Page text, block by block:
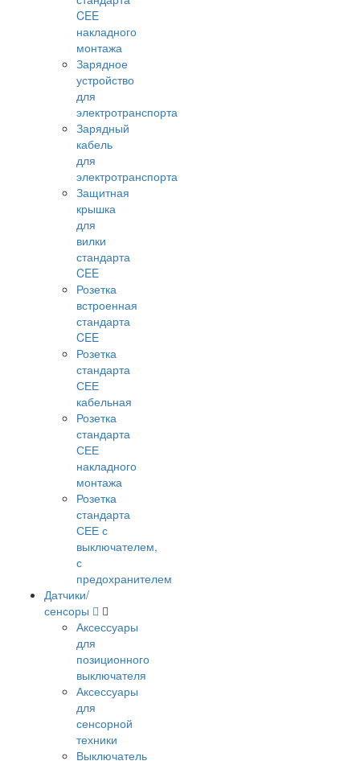
CEE
накладного
монтажа
Зарядное
устройство
для
электротранспорта
Зарядный
кабель
для
электротранспорта
Защитная
крышка
для
вилки
стандарта
CEE
Розетка
встроенная
стандарта
CEE
Розетка
стандарта
СЕЕ
кабельная
Розетка
стандарта
СЕЕ
накладного
монтажа
Розетка
стандарта
СЕЕ с
выключателем,
с
предохранителем
Датчики/
сенсоры
Аксессуары
для
позиционного
выключателя
Аксессуары
для
сенсорной
техники
Выключатель